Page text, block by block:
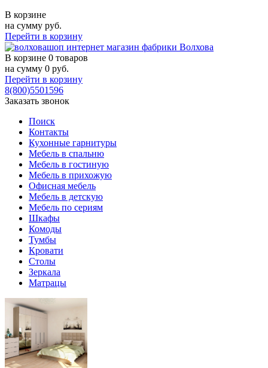
В корзине
на сумму руб.
Перейти в корзину
В корзине 0 товаров
на сумму 0 руб.
Перейти в корзину
8(800)5501596
Заказать звонок
Поиск
Контакты
Кухонные гарнитуры
Мебель в спальню
Мебель в гостиную
Мебель в прихожую
Офисная мебель
Мебель в детскую
Мебель по сериям
Шкафы
Комоды
Тумбы
Кровати
Столы
Зеркала
Матрацы